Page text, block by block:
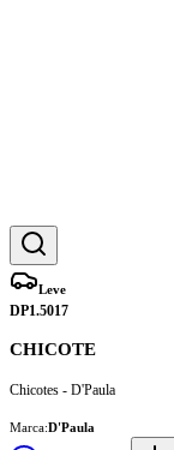
Leve
DP1.5017
CHICOTE
Chicotes - D'Paula
Marca:D'Paula